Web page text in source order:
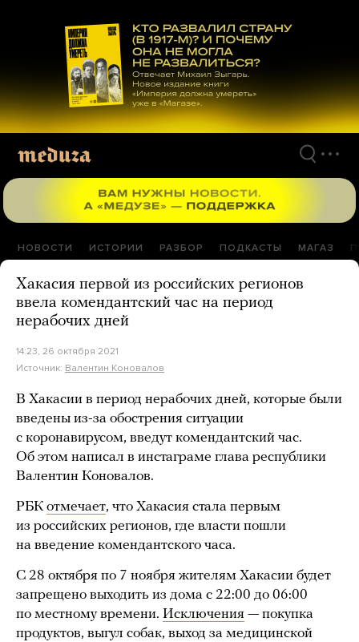
материалам
НОВОСТИ ИСТОРИИ РАЗБОР ПОДКАСТЫ МАГАЗ
Хакасия первой из российских регионов
ввела комендантский час на период
нерабочих дней
14:23, 26 октября 2021
Источник: Валентин Коновалов
В Хакасии в период нерабочих дней, которые были
введены из-за обострения ситуации
с коронавирусом, введут комендантский час.
Об этом написал в инстаграме глава республики
Валентин Коновалов.
РБК отмечает, что Хакасия стала первым
из российских регионов, где власти пошли
на введение комендантского часа.
С 28 октября по 7 ноября жителям Хакасии будет
запрещено выходить из дома с 22:00 до 06:00
по местному времени. Исключения — покупка
продуктов, выгул собак, выход за медицинской